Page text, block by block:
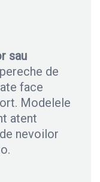
sau
de
face
Modelele
atent
nevoilor